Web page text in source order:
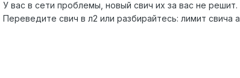
У вас в сети проблемы, новый свич их за вас не решит.
Переведите свич в л2 или разбирайтесь: лимит свича